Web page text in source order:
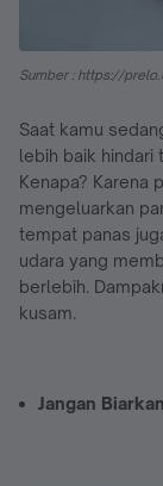
Sumber : https://
Saat kamu
lebih baik hindari
Kenapa? Karena
mengeluarkan
tempat panas
udara yang
berlebih.
kusam.
Jangan